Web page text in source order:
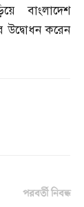
বাংলাদেশ
উদ্বোধন করেন
পরবর্তী নিবন্ধ